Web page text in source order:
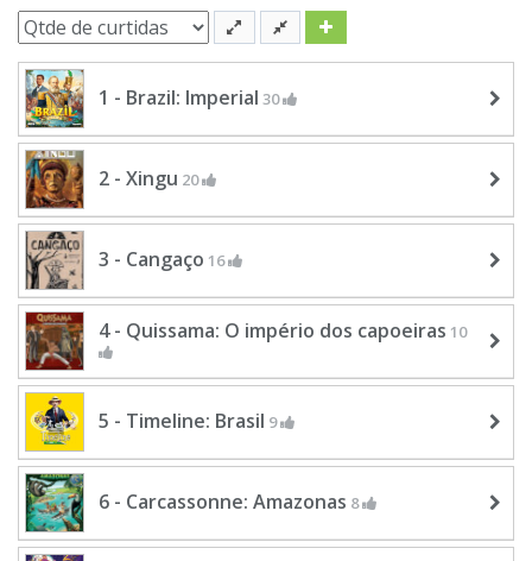
1 - Brazil: Imperial 30
2 - Xingu 20
3 - Cangaço 16
4 - Quissama: O império dos capoeiras 10
5 - Timeline: Brasil 9
6 - Carcassonne: Amazonas 8